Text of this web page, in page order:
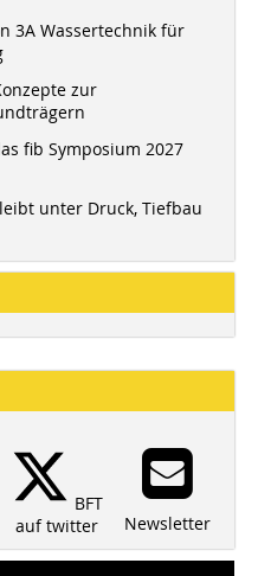
3A Wassertechnik für
zur
fib Symposium 2027
unter Druck, Tiefbau
BFT
auf twitter
Newsletter